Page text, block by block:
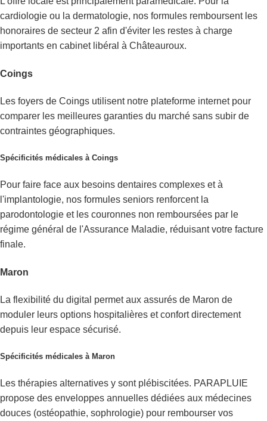
cardiologie ou la dermatologie, nos formules remboursent les
honoraires de secteur 2 afin d'éviter les restes à charge
importants en cabinet libéral à Châteauroux.
Coings
Les foyers de Coings utilisent notre plateforme internet pour
comparer les meilleures garanties du marché sans subir de
contraintes géographiques.
Spécificités médicales à Coings
Pour faire face aux besoins dentaires complexes et à
l'implantologie, nos formules seniors renforcent la
parodontologie et les couronnes non remboursées par le
régime général de l'Assurance Maladie, réduisant votre facture
finale.
Maron
La flexibilité du digital permet aux assurés de Maron de
moduler leurs options hospitalières et confort directement
depuis leur espace sécurisé.
Spécificités médicales à Maron
Les thérapies alternatives y sont plébiscitées. PARAPLUIE
propose des enveloppes annuelles dédiées aux médecines
douces (ostéopathie, sophrologie) pour rembourser vos